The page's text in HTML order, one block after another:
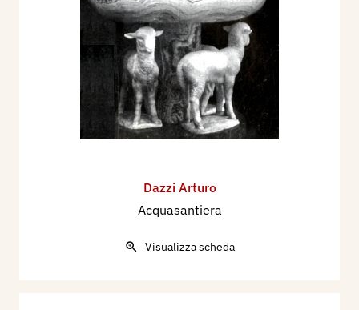
Dazzi Arturo
Acquasantiera
Visualizza scheda